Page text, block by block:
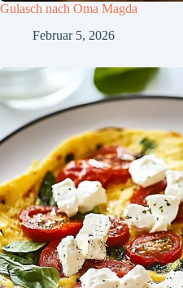
Gulasch nach Oma Magda
Februar 5, 2026